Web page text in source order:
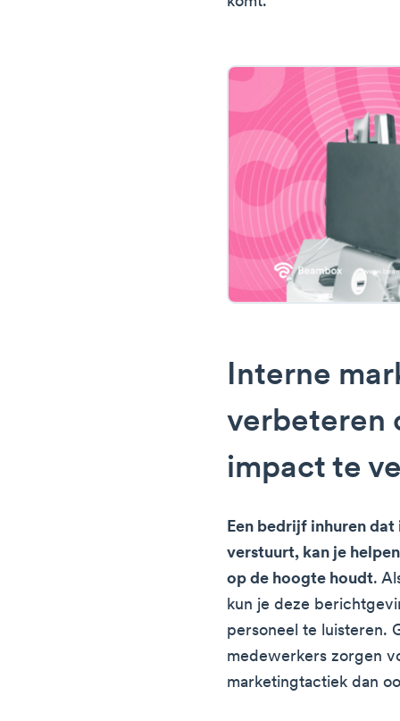
Interne
verbeteren
impact te
Een bedrijf inhuren
verstuurt, kan je
op de hoogte houdt.
kun je deze
personeel te luisteren.
medewerkers zorgen
marketingtactiek dan